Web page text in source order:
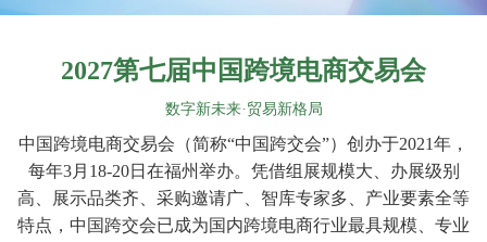
2027第七届中国跨境电商交易会
数字新未来·贸易新格局
中国跨境电商交易会 （简称“中国跨交会”） 创办于2021年，
每年3月18-20日在福州举办。凭借组展规模大、办展级别
高、展示品类齐、采购邀请广、智库专家多、产业要素全等
特点，中国跨交会已成为国内跨境电商行业最具规模、专业